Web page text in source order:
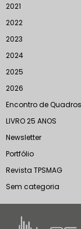
2021
2022
2023
2024
2025
2026
Encontro de Quadros
LIVRO 25 ANOS
Newsletter
Portfólio
Revista TPSMAG
Sem categoria